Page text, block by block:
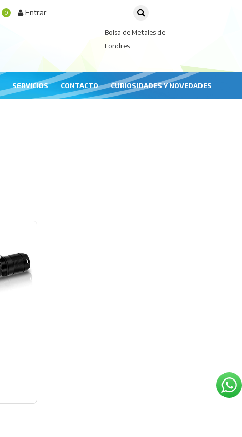
0 Entrar
Bolsa de Metales de
Londres
SERVICIOS CONTACTO CURIOSIDADES Y NOVEDADES